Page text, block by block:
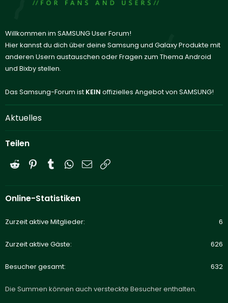
Willkommen im SAMSUNG User Forum!
Hier kannst du dich über deine Samsung und Galaxy Produkte mit
anderen Usern austauschen oder Fragen zum Thema Android
und Bixby stellen.
Das Samsung-Forum ist KEIN offizielles Angebot von SAMSUNG!
Aktuelles
Teilen
Reddit PinterestTumblrWhatsApp
E-Mail
Online-Statistiken
Zurzeit aktive Mitglieder 6
Zurzeit aktive Gäste 626
Besucher gesamt 632
Die Summen können auch versteckte Besucher enthalten.